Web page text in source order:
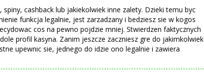
cashback lub jakiekolwiek inne zalety. Dzieki temu byc
funkcja legalnie, jest zarzadzany i bedziesz sie w kogos
cos na pewno pojdzie mniej. Stwierdzen faktycznych
profil kasyna. Zanim jeszcze zaczniesz gre do jakimkolwiek
upewnic sie, jednego do idzie ono legalnie i zawiera